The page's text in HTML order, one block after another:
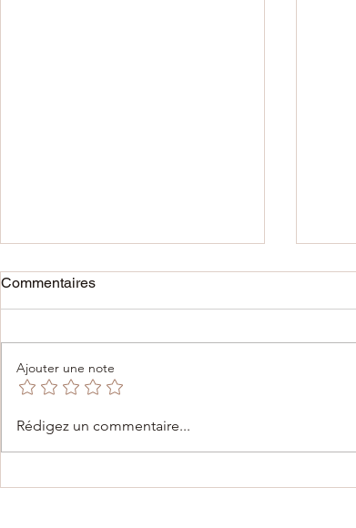
01/06/2025 ✨ The Economic
Commentaires
Ajouter une note
Rédigez un commentaire...